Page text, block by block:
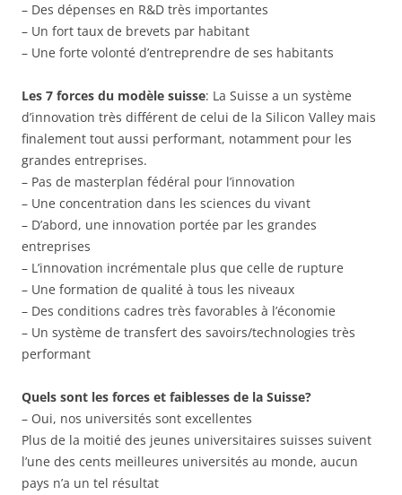
– Des dépenses en R&D très importantes
– Un fort taux de brevets par habitant
– Une forte volonté d’entreprendre de ses habitants
Les 7 forces du modèle suisse: La Suisse a un système
d’innovation très différent de celui de la Silicon Valley mais
finalement tout aussi performant, notamment pour les
grandes entreprises.
– Pas de masterplan fédéral pour l’innovation
– Une concentration dans les sciences du vivant
– D’abord, une innovation portée par les grandes
entreprises
– L’innovation incrémentale plus que celle de rupture
– Une formation de qualité à tous les niveaux
– Des conditions cadres très favorables à l’économie
– Un système de transfert des savoirs/technologies très
performant
Quels sont les forces et faiblesses de la Suisse?
– Oui, nos universités sont excellentes
Plus de la moitié des jeunes universitaires suisses suivent
l’une des cents meilleures universités au monde, aucun
pays n’a un tel résultat